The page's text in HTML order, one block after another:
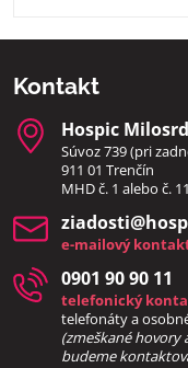
Kontakt
Hospic
Súvoz 739 (pri
911 01 Trenčín
MHD č. 1 alebo č.
e-mailový
0901 90 90 11
telefonický
telefonáty a
(zmeškané
budeme